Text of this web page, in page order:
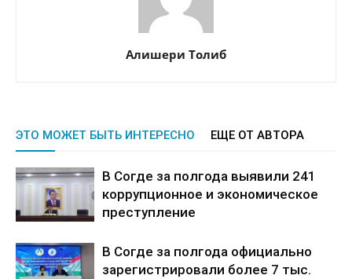
Алишери Толиб
ЭТО МОЖЕТ БЫТЬ ИНТЕРЕСНО ЕЩЕ ОТ АВТОРА
В Согде за полгода выявили 241
коррупционное и экономическое
преступление
В Согде за полгода официально
зарегистрировали более 7 тыс.